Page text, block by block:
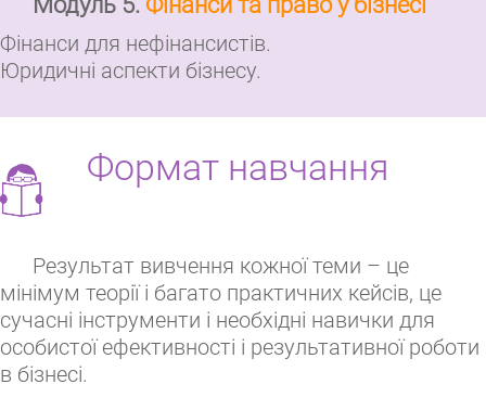
Фінанси для нефінансистів.
Юридичні аспекти бізнесу.
Формат навчання
Результат вивчення кожної теми – це
мінімум теорії і багато практичних кейсів, це
сучасні інструменти і необхідні навички для
особистої ефективності і результативної роботи
в бізнесі.